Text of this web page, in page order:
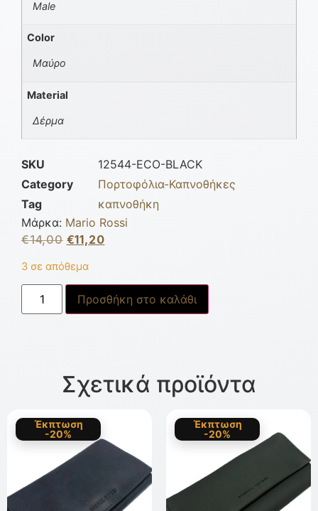
Male
Color
Μαύρο
Material
Δέρμα
SKU
12544-ECO-BLACK
Category
Πορτοφόλια-Καπνοθήκες
Tag
καπνοθήκη
Μάρκα: Mario Rossi
€14,00 €11,20
3 σε απόθεμα
Προσθήκη στο καλάθι
Σχετικά προϊόντα
Έκπτωση
-20%
Έκπτωση
-20%